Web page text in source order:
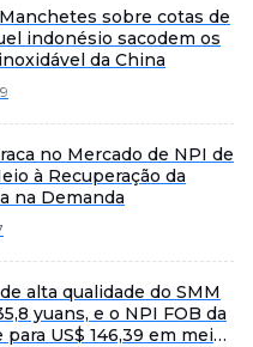
sobre cotas de
indonésio sacodem os
da China
no Mercado de NPI de
à Recuperação da
na Demanda
alta qualidade do SMM
yuans, e o NPI FOB da
US$ 146,39 em meio